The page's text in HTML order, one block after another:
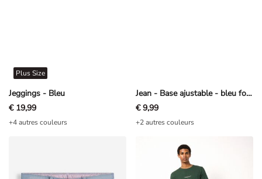
Jeggings - Bleu
Plus Size
€ 19,99
+4 autres couleurs
Jean - Base ajustable - bleu foncé
€ 9,99
+2 autres couleurs